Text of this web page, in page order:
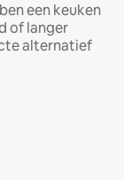
een keuken
of langer
alternatief